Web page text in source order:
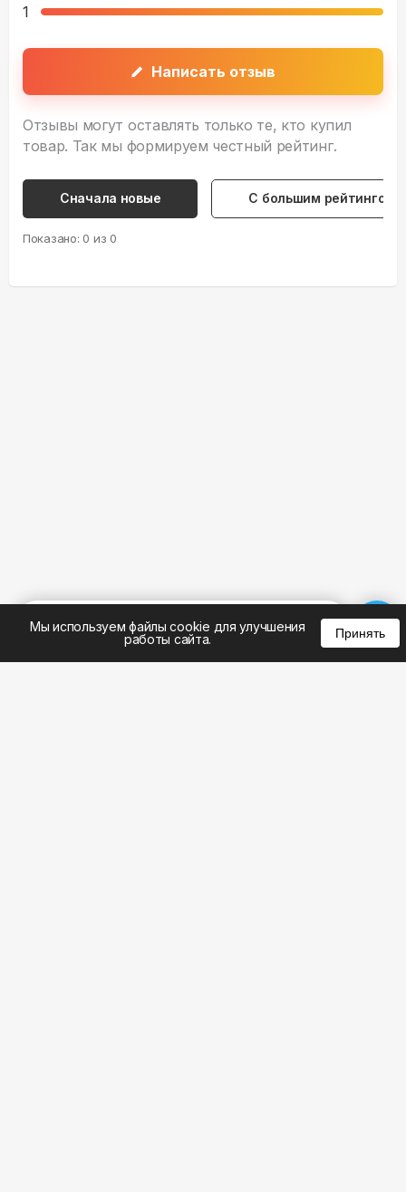
1
Написать отзыв
Отзывы могут оставлять только те, кто купил
товар. Так мы формируем честный рейтинг.
Сначала новые С большим рейтингом
Показано: 0 из 0
Мы используем файлы cookie для улучшения
работы сайта.
Принять